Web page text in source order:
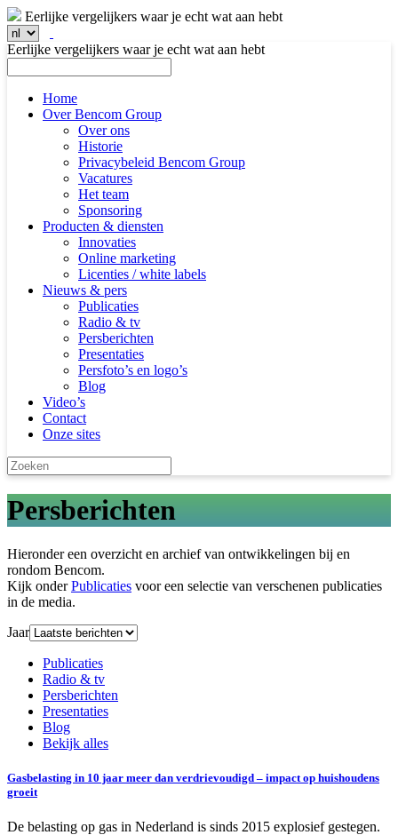
Eerlijke vergelijkers waar je echt wat aan hebt
Eerlijke vergelijkers waar je echt wat aan hebt
Home
Over Bencom Group
Over ons
Historie
Privacybeleid Bencom Group
Vacatures
Het team
Sponsoring
Producten & diensten
Innovaties
Online marketing
Licenties / white labels
Nieuws & pers
Publicaties
Radio & tv
Persberichten
Presentaties
Persfoto’s en logo’s
Blog
Video’s
Contact
Onze sites
Persberichten
Hieronder een overzicht en archief van ontwikkelingen bij en
rondom Bencom.
Kijk onderPublicaties voor een selectie van verschenen publicaties
in de media.
Jaar
Publicaties
Radio & tv
Persberichten
Presentaties
Blog
Bekijk alles
Gasbelasting in 10 jaar meer dan verdrievoudigd – impact op huishoudens
groeit
De belasting op gas in Nederland is sinds 2015 explosief gestegen.